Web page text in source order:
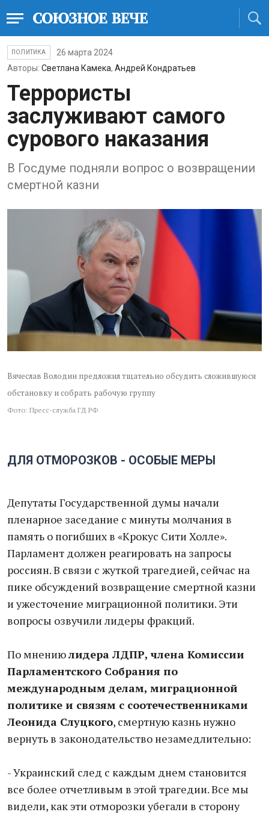
ПОЛИТИКА
26 марта 2024
Авторы: Светлана Камека, Андрей Кондратьев
Террористы
заслуживают самого
сурового наказания
В Госдуме подняли вопрос о возвращении
смертной казни
Вячеслав Володин предложил тщательно обсудить сложившуюся
обстановку и собрать рабочую группу
Фото: Пресс-служба ГД РФ
ДЛЯ ОТМОРОЗКОВ - ОСОБЫЕ МЕРЫ
Депутаты Государственной думы начали
пленарное заседание с минуты молчания в
память о погибших в «Крокус Сити Холле».
Парламент должен реагировать на запросы
россиян. В связи с жуткой трагедией, сейчас на
пике обсуждений возвращение смертной казни
и ужесточение миграционной политики. Эти
вопросы озвучили лидеры фракций.
По мнениюлидера ЛДПР, члена Комиссии
Парламентского Собрания по
международным делам, миграционной
политике и связям с соотечественниками
Леонида Слуцкого, смертную казнь нужно
вернуть в законодательство незамедлительно:
- Украинский след с каждым днем становится
все более отчетливым в этой трагедии. Все мы
видели, как эти отморозки убегали в сторону